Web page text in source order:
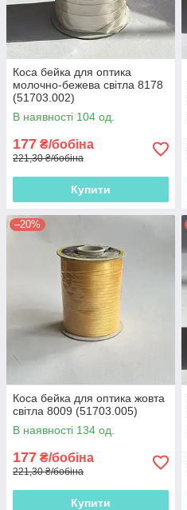
Коса бейка для оптика
молочно-бежева світла 8178
(51703.002)
В наявності 104 од.
177 ₴/бобіна
221,30 ₴/бобіна
Купити
–20%
Коса бейка для оптика жовта
світла 8009 (51703.005)
В наявності 134 од.
177 ₴/бобіна
221,30 ₴/бобіна
Купити